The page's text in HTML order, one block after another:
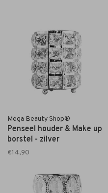
Mega Beauty Shop®
Penseel houder & Make up
borstel - zilver
€14,90